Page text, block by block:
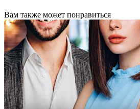
Вам также может понравиться